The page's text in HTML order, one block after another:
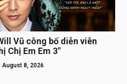
Vũ công bố diễn viên
Chị Em Em 3″
August 8, 2026